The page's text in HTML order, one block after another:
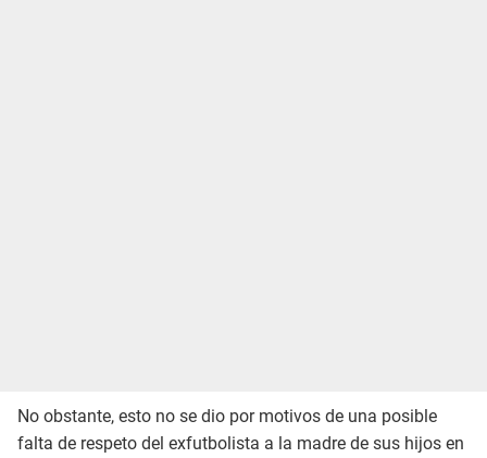
No obstante, esto no se dio por motivos de una posible
falta de respeto del exfutbolista a la madre de sus hijos en